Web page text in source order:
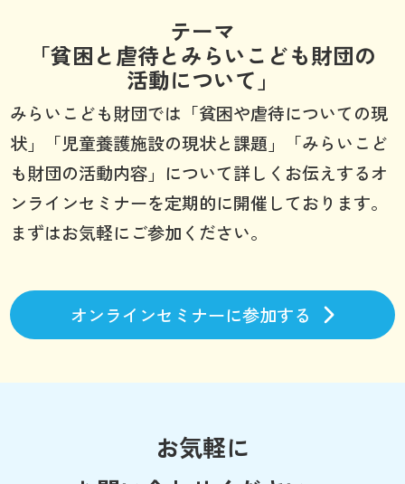
テーマ
「貧困と虐待とみらいこども財団の
活動について」
みらいこども財団では「貧困や虐待についての現
状」「児童養護施設の現状と課題」「みらいこど
も財団の活動内容」について詳しくお伝えするオ
ンラインセミナーを定期的に開催しております。
まずはお気軽にご参加ください。
オンラインセミナーに参加する
お気軽に